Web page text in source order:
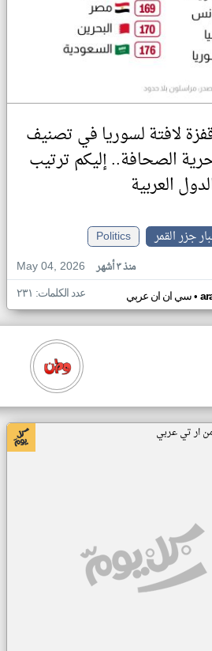
لافتة لسوريا في تصنيف
الصحافة.. إليكم ترتيب
العربية
جزر القمر
Politics
May 04, 2026
منذ ٣ أشهر
سي ان ان عربي• عدد الكلمات: ٢٣١
ار تي عربي